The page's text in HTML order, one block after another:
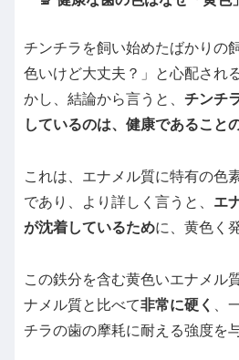
チンチラを飼い始めたばかりの
色いけど大丈夫？」と心配され
かし、結論から言うと、 チンチ
しているのは、健康であること
これは、エナメル質に特有の色
であり、より詳しく言うと、 エ
が沈着しているために、黄色く
この鉄分を含む黄色いエナメル
ナメル質と比べて非常に硬く
、
チラの歯の摩耗に耐える強度を